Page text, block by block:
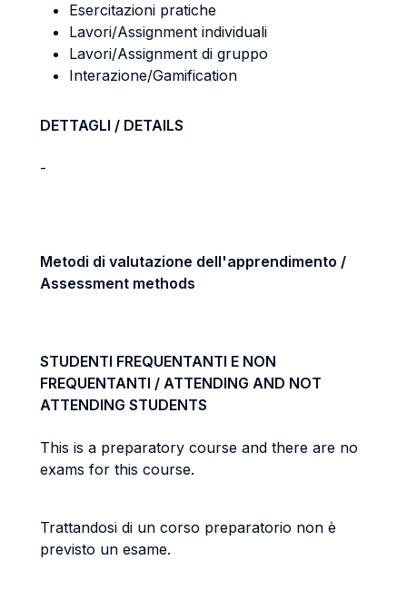
Esercitazioni pratiche
Lavori/Assignment individuali
Lavori/Assignment di gruppo
Interazione/Gamification
DETTAGLI / DETAILS
-
Metodi di valutazione dell'apprendimento /
Assessment methods
STUDENTI FREQUENTANTI E NON
FREQUENTANTI / ATTENDING AND NOT
ATTENDING STUDENTS
This is a preparatory course and there are no
exams for this course.
Trattandosi di un corso preparatorio non è
previsto un esame.